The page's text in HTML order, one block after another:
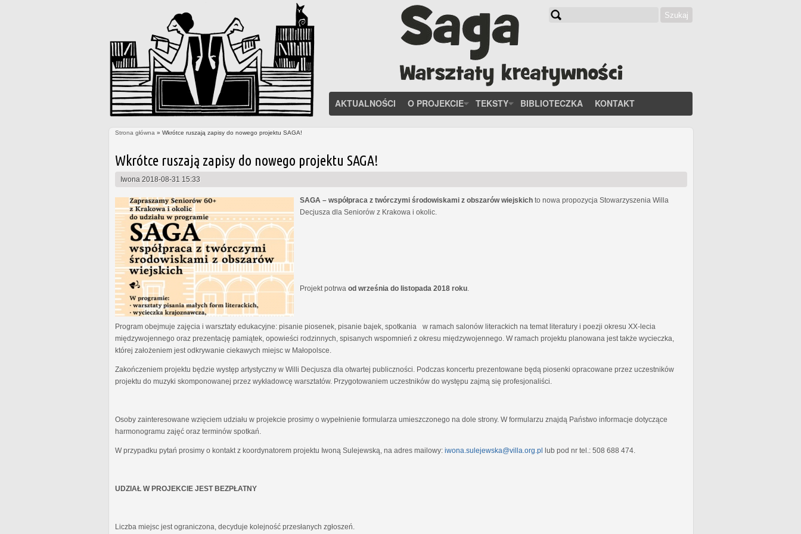
Szukaj
AKTUALNOŚCI O PROJEKCIE TEKSTY BIBLIOTECZKA KONTAKT
Strona główna » Wkrótce ruszają zapisy do nowego projektu SAGA!
Wkrótce ruszają zapisy do nowego projektu SAGA!
Iwona 2018-08-31 15:33
SAGA – współpraca z twórczymi środowiskami z obszarów wiejskich to nowa propozycja Stowarzyszenia Willa
Decjusza dla Seniorów z Krakowa i okolic.
Projekt potrwa od września do listopada 2018 roku
Program obejmuje zajęcia i warsztaty edukacyjne: pisanie piosenek, pisanie bajek, spotkania w ramach salonów literackich na temat literatury i poezji okresu XX-lecia
międzywojennego oraz prezentację pamiątek, opowieści rodzinnych, spisanych wspomnień z okresu międzywojennego. W ramach projektu planowana jest także wycieczka,
której założeniem jest odkrywanie ciekawych miejsc w Małopolsce.
Zakończeniem projektu będzie występ artystyczny w Willi Decjusza dla otwartej publiczności. Podczas koncertu prezentowane będą piosenki opracowane przez uczestników
projektu do muzyki skomponowanej przez wykładowcę warsztatów. Przygotowaniem uczestników do występu zajmą się profesjonaliści.
Osoby zainteresowane wzięciem udziału w projekcie prosimy o wypełnienie formularza umieszczonego na dole strony. W formularzu znajdą Państwo informacje dotyczące
harmonogramu zajęć oraz terminów spotkań.
W przypadku pytań prosimy o kontakt z koordynatorem projektu Iwoną Sulejewską, na adres mailowy: iwona.sulejewska@villa.org.pl lub pod nr tel.: 508 688 474.
UDZIAŁ W PROJEKCIE JEST BEZPŁATNY
Liczba miejsc jest ograniczona, decyduje kolejność przesłanych zgłoszeń.